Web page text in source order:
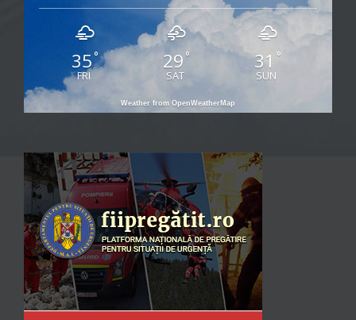
35°
FRI
29 °
SAT
31 °
SUN
Weather from OpenWeatherMap